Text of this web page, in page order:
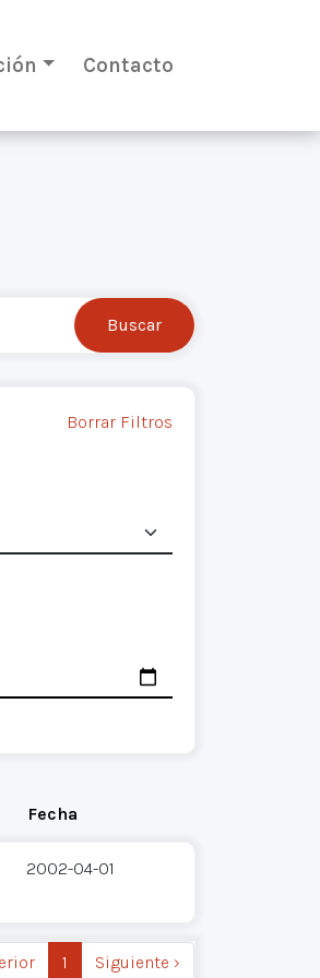
Contacto
Borrar Filtros
Fecha
2002-04-01
1 Siguiente ›